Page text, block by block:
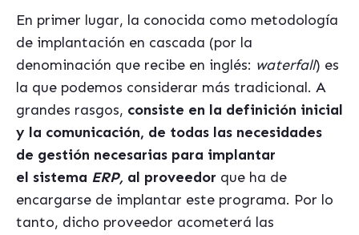
En primer lugar, la conocida como metodología
de implantación en cascada (por la
denominación que recibe en inglés: waterfall) es
la que podemos considerar más tradicional. A
grandes rasgos, consiste en la definición inicial
y la comunicación, de todas las necesidades
de gestión necesarias para implantar
el sistema ERP, al proveedor que ha de
encargarse de implantar este programa. Por lo
tanto, dicho proveedor acometerá las